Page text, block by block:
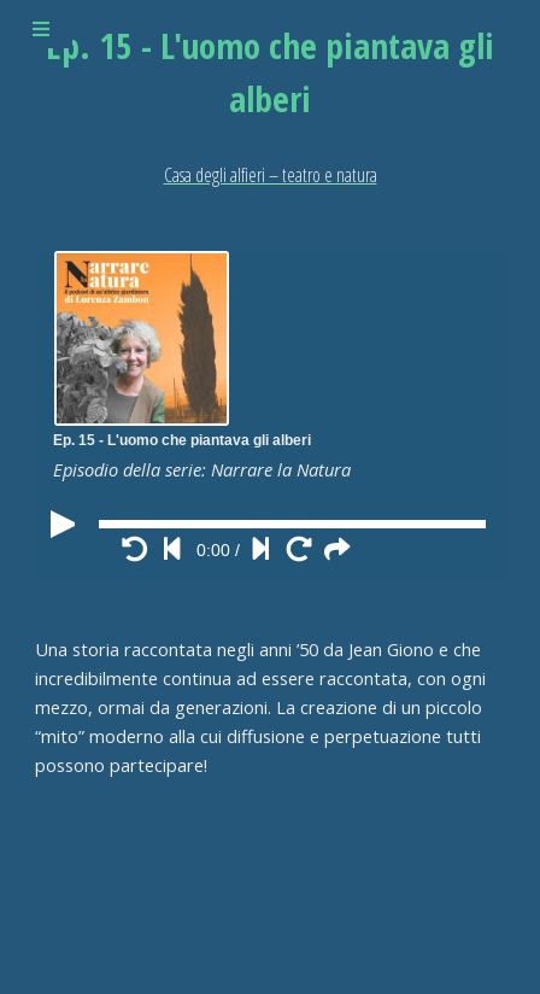
Ep. 15 - L'uomo che piantava gli
alberi
Casa degli alfieri – teatro e natura
Ep. 15 - L'uomo che piantava gli alberi
Episodio della serie: Narrare la Natura
0:00 /
Una storia raccontata negli anni ’50 da Jean Giono e che
incredibilmente continua ad essere raccontata, con ogni
mezzo, ormai da generazioni. La creazione di un piccolo
“mito” moderno alla cui diffusione e perpetuazione tutti
possono partecipare!